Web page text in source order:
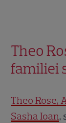
Theo
familiei
Theo Rose,
Sasha Ioan,